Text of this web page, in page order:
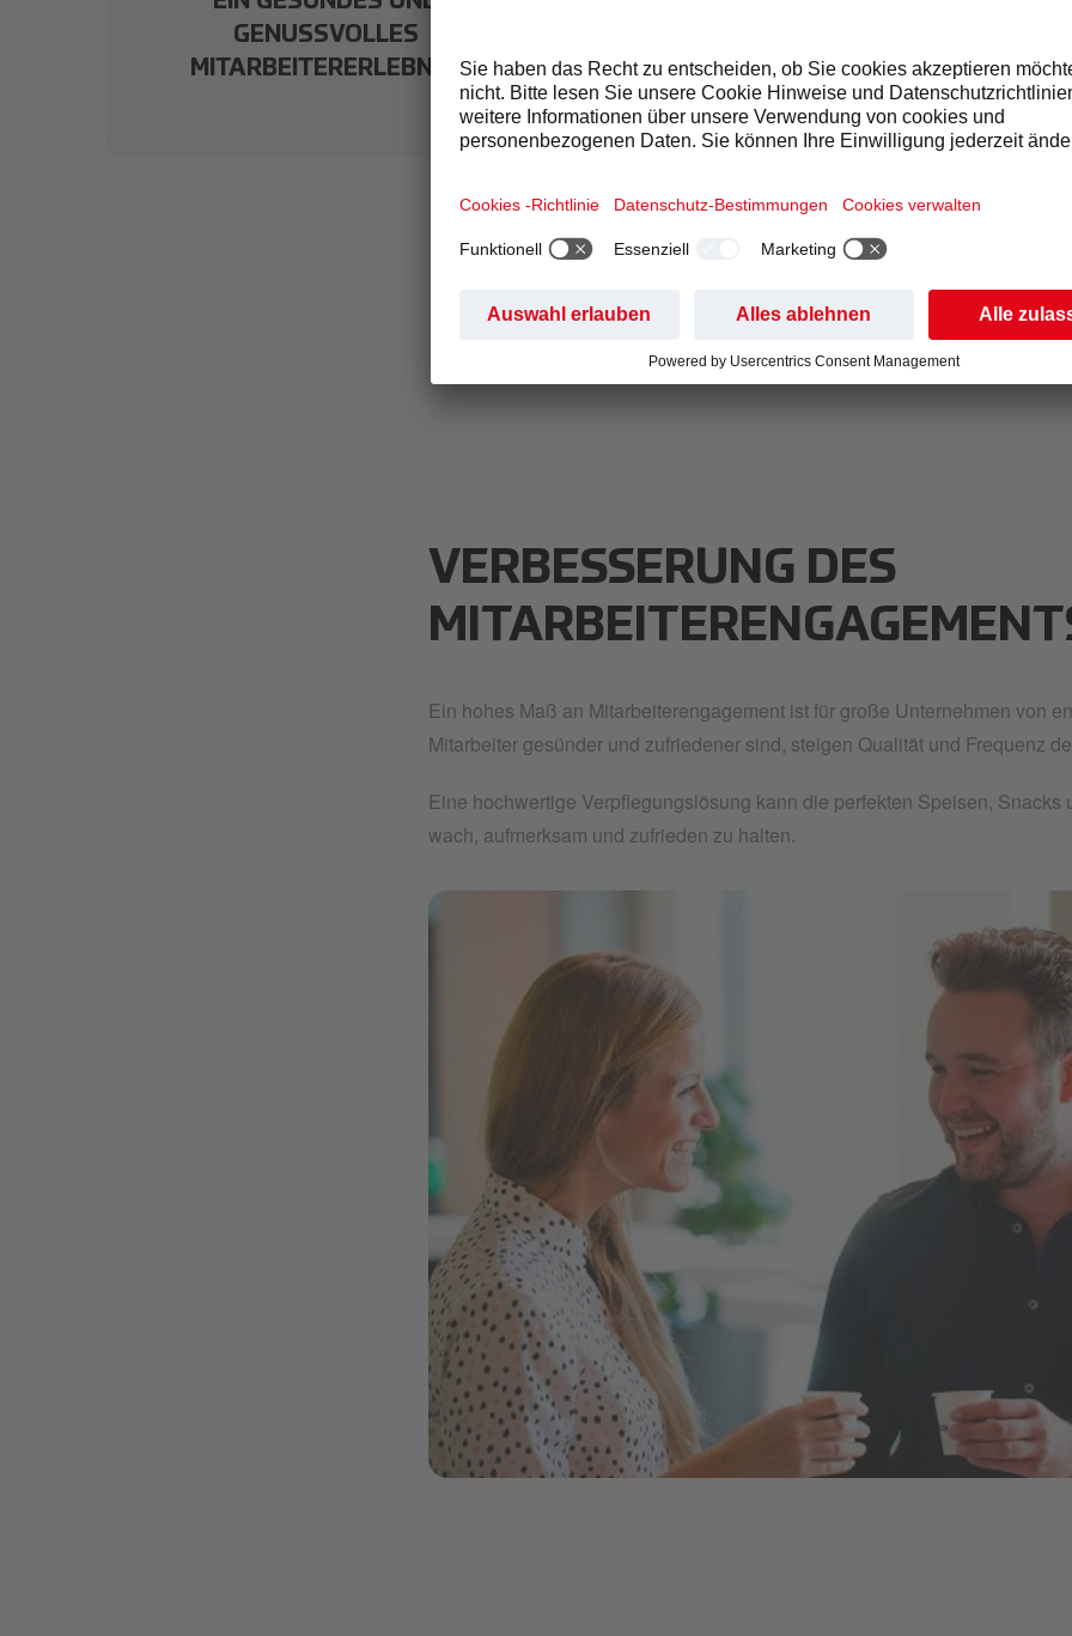
GENUSSVOLLES
MITARBEITERERLEBNIS.
VERBESSERUNG DES
Ein hohes Maß an Mitarbeiterengagement ist für große Unternehmen von
Mitarbeiter gesünder und zufriedener sind, steigen Qualität und Frequenz
Eine hochwertige Verpflegungslösung kann die perfekten Speisen,
wach, aufmerksam und zufrieden zu halten.